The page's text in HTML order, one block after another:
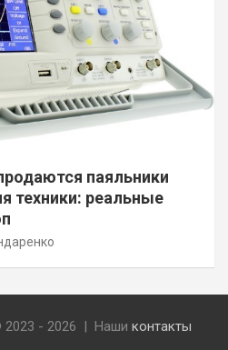
паяльники
техники: реальные
2023 - 2026 | Наши контакты